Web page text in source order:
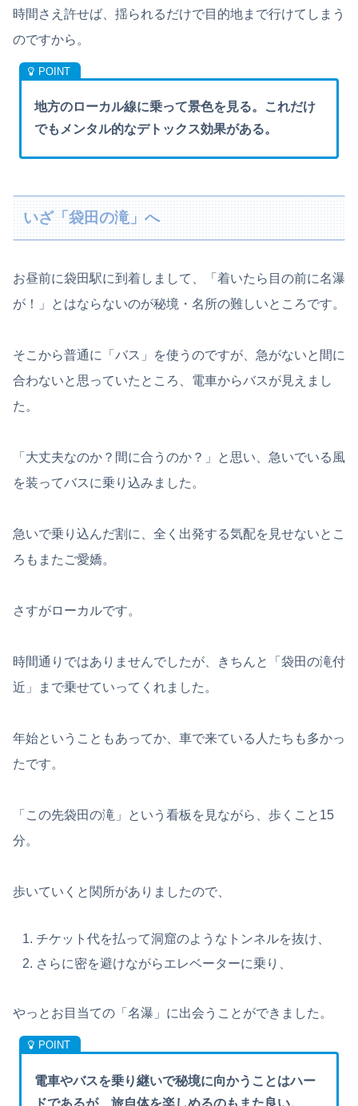
時間さえ許せば、揺られるだけで目的地まで行けてしまう
のですから。
地方のローカル線に乗って景色を見る。これだけ
でもメンタル的なデトックス効果がある。
いざ「袋田の滝」へ
お昼前に袋田駅に到着しまして、「着いたら目の前に名瀑
が！」とはならないのが秘境・名所の難しいところです。
そこから普通に「バス」を使うのですが、急がないと間に
合わないと思っていたところ、電車からバスが見えまし
た。
「大丈夫なのか？間に合うのか？」と思い、急いでいる風
を装ってバスに乗り込みました。
急いで乗り込んだ割に、全く出発する気配を見せないとこ
ろもまたご愛嬌。
さすがローカルです。
時間通りではありませんでしたが、きちんと「袋田の滝付
近」まで乗せていってくれました。
年始ということもあってか、車で来ている人たちも多かっ
たです。
「この先袋田の滝」という看板を見ながら、歩くこと15
分。
歩いていくと関所がありましたので、
チケット代を払って洞窟のようなトンネルを抜け、
さらに密を避けながらエレベーターに乗り、
やっとお目当ての「名瀑」に出会うことができました。
電車やバスを乗り継いで秘境に向かうことはハー
ドであるが、旅自体を楽しめるのもまた良い。